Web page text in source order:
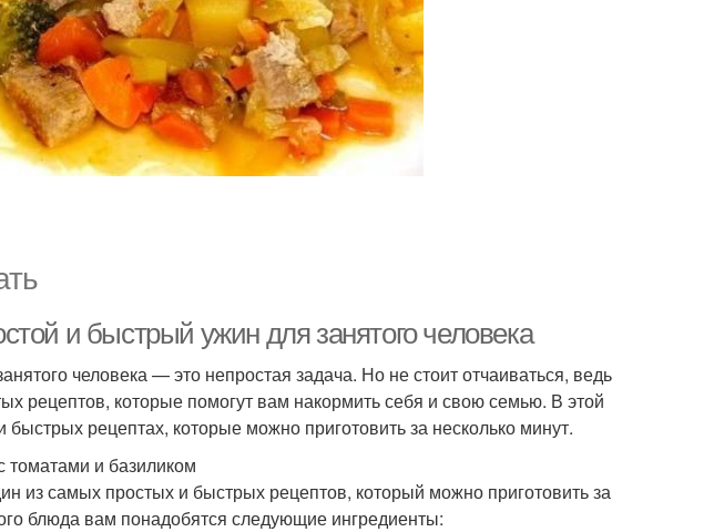
и быстрый ужин для занятого человека
человека — это непростая задача. Но не стоит отчаиваться, ведь
рецептов, которые помогут вам накормить себя и свою семью. В этой
рецептах, которые можно приготовить за несколько минут.
и базиликом
из самых простых и быстрых рецептов, который можно приготовить за
блюда вам понадобятся следующие ингредиенты: